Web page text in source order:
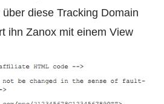
diese Tracking Domain
ihn Zanox mit einem View